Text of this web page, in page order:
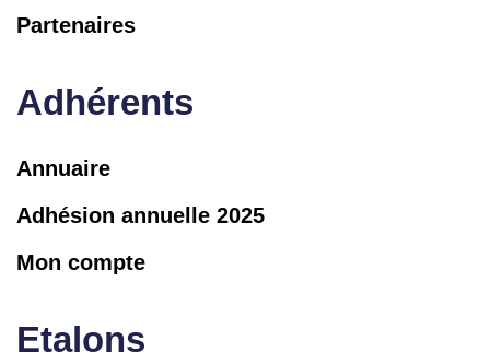
Partenaires
Adhérents
Annuaire
Adhésion annuelle 2025
Mon compte
Etalons